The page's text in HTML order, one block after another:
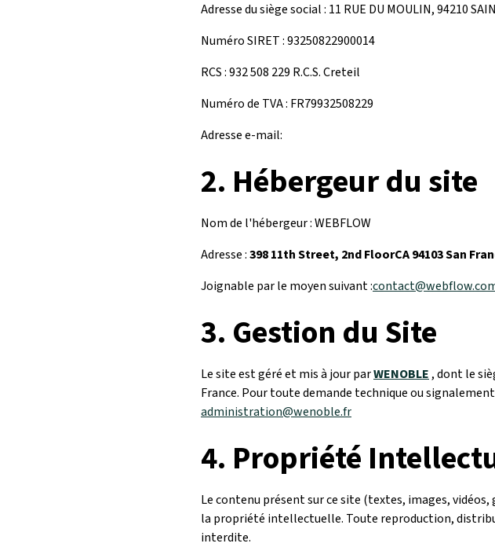
Adresse du siège social : 11 RUE DU MOULIN, 94210
Numéro SIRET : 93250822900014
RCS : 932 508 229 R.C.S. Creteil
Numéro de TVA : FR79932508229
Adresse e-mail:
2. Hébergeur du site
Nom de l'hébergeur : WEBFLOW
Adresse :398 11th Street, 2nd FloorCA 94103 San
Joignable par le moyen suivant :
3. Gestion du Site
Le site est géré et mis à jour parWENOBLE , dont le
France. Pour toute demande technique ou
administration@wenoble.fr
4. Propriété
Le contenu présent sur ce site (textes, images,
la propriété intellectuelle. Toute reproduction,
interdite.